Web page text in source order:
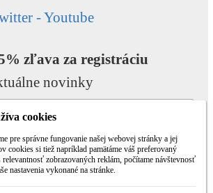
- Youtube
zľava za registráciu
novinky
Pridať
cookies
pre správne fungovanie našej webovej stránky a jej
cookies si tiež napríklad pamätáme váš preferovaný
zobrazovaných reklám, počítame návštevnosť
nastavenia vykonané na stránke.